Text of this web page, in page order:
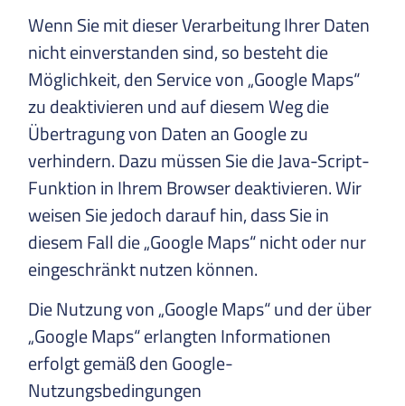
Wenn Sie mit dieser Verarbeitung Ihrer Daten
nicht einverstanden sind, so besteht die
Möglichkeit, den Service von „Google Maps“
zu deaktivieren und auf diesem Weg die
Übertragung von Daten an Google zu
verhindern. Dazu müssen Sie die Java-Script-
Funktion in Ihrem Browser deaktivieren. Wir
weisen Sie jedoch darauf hin, dass Sie in
diesem Fall die „Google Maps“ nicht oder nur
eingeschränkt nutzen können.
Die Nutzung von „Google Maps“ und der über
„Google Maps“ erlangten Informationen
erfolgt gemäß den Google-
Nutzungsbedingungen